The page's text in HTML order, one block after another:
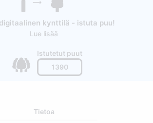
kynttilä - istuta puu!
Lue lisää
Istutetut puut
1390
Tietoa